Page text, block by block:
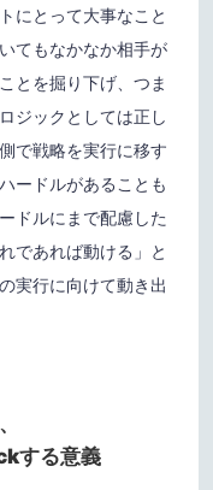
にとって大事なこと
てもなかなか相手が
とを掘り下げ、つま
ジックとしては正し
で戦略を実行に移す
ードルがあることも
ドルにまで配慮した
であれば動ける」と
実行に向けて動き出
する意義